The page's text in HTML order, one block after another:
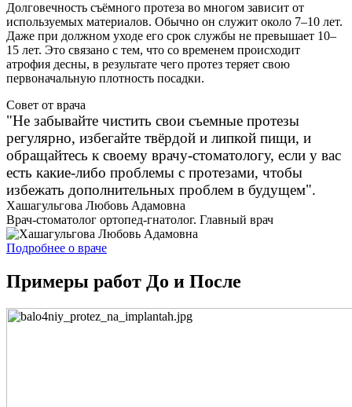
Долговечность съёмного протеза во многом зависит от
используемых материалов. Обычно он служит около 7–10 лет.
Даже при должном уходе его срок службы не превышает 10–
15 лет. Это связано с тем, что со временем происходит
атрофия десны, в результате чего протез теряет свою
первоначальную плотность посадки.
Совет от врача
"Не забывайте чистить свои съемные протезы
регулярно, избегайте твёрдой и липкой пищи, и
обращайтесь к своему врачу-стоматологу, если у вас
есть какие-либо проблемы с протезами, чтобы
избежать дополнительных проблем в будущем".
Хашагульгова Любовь Адамовна
Врач-стоматолог ортопед-гнатолог. Главный врач
Подробнее о враче
Примеры работ До и После